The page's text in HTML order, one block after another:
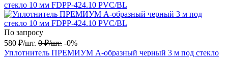
По запросу
580 ₽/шт. 0 ₽/шт. -0%
Уплотнитель ПРЕМИУМ А-образный черный 3 м под стекло